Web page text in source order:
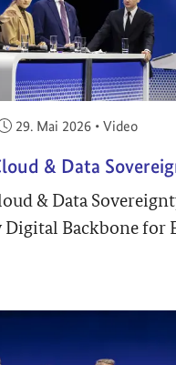
Veröffentlicht am:
29. Mai 2026 • Video
& Data
& Data
Backbone for